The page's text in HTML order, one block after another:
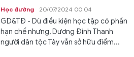
Học đường 20/07/2024 00:04
GD&TĐ - Dù điều kiện học tập có phần
hạn chế nhưng, Dương Đình Thanh
người dân tộc Tày vẫn sở hữu điểm...